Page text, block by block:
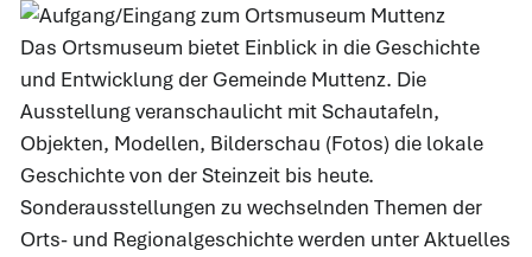
Das Ortsmuseum bietet Einblick in die Geschichte
und Entwicklung der Gemeinde Muttenz. Die
Ausstellung veranschaulicht mit Schautafeln,
Objekten, Modellen, Bilderschau (Fotos) die lokale
Geschichte von der Steinzeit bis heute.
Sonderausstellungen zu wechselnden Themen der
Orts- und Regionalgeschichte werden unter Aktuelles